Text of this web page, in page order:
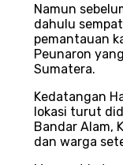
Namun
dahulu
pemantauan
Peunaron
Sumatera.
Kedatangan
lokasi turut
Bandar Alam,
dan warga